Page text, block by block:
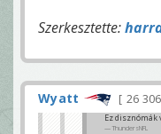
Szerkesztette:
Wyatt 26 306
Ez disznómák
ThundersNFL